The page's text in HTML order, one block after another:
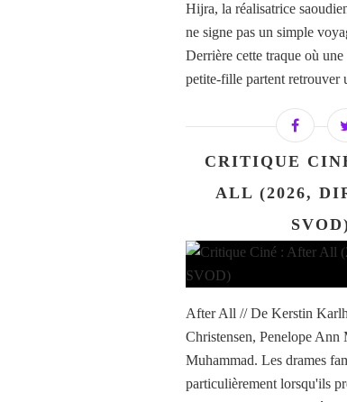
Hijra, la réalisatrice
ne signe pas un simple
Derrière cette traque où une
petite-fille partent retrouver
CRITIQUE
ALL (2026,
After All // De Kerstin
Christensen, Penelope
Muhammad. Les drames
particulièrement lorsqu'ils